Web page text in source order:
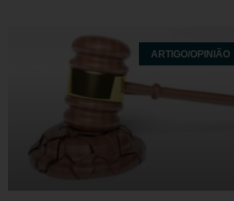
ARTIGO/OPINIÃO